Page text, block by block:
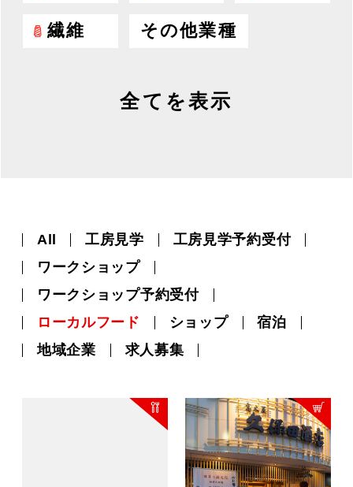
繊維 その他業種
全てを表示
All 工房見学
工房見学予約受付
ワークショップ
ワークショップ予約受付
ローカルフード
ショップ
宿泊
地域企業
求人募集